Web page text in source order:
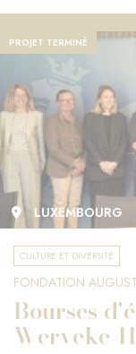
PROJET TERMINÉ
LUXEMBOURG
CULTURE ET DIVERSITÉ
FONDATION
Bourses
Werveke-